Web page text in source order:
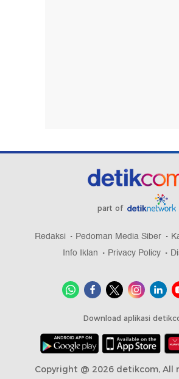
part of
Redaksi Pedoman Media Siber
Info Iklan
Privacy Policy
Download aplikasi
Copyright @ 2026 detikcom, All